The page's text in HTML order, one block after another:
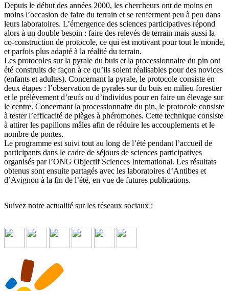
Depuis le début des années 2000, les chercheurs ont de moins en
moins l’occasion de faire du terrain et se renferment peu à peu dans
leurs laboratoires. L’émergence des sciences participatives répond
alors à un double besoin : faire des relevés de terrain mais aussi la
co-construction de protocole, ce qui est motivant pour tout le monde,
et parfois plus adapté à la réalité du terrain.
Les protocoles sur la pyrale du buis et la processionnaire du pin ont
été construits de façon à ce qu’ils soient réalisables pour des novices
(enfants et adultes). Concernant la pyrale, le protocole consiste en
deux étapes : l’observation de pyrales sur du buis en milieu forestier
et le prélèvement d’œufs ou d’individus pour en faire un élevage sur
le centre. Concernant la processionnaire du pin, le protocole consiste
à tester l’efficacité de pièges à phéromones. Cette technique consiste
à attirer les papillons mâles afin de réduire les accouplements et le
nombre de pontes.
Le programme est suivi tout au long de l’été pendant l’accueil de
participants dans le cadre de séjours de sciences participatives
organisés par l’ONG Objectif Sciences International. Les résultats
obtenus sont ensuite partagés avec les laboratoires d’Antibes et
d’Avignon à la fin de l’été, en vue de futures publications.
Suivez notre actualité sur les réseaux sociaux :